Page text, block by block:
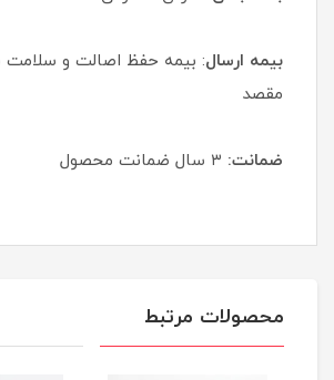
بیمه ارسال: بیمه حفظ اصالت و سلامت
مقصد
ضمانت:
محصولات مرتبط